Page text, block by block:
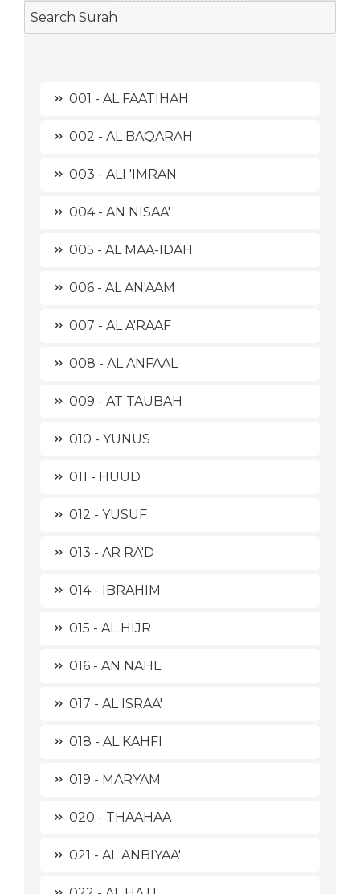
001 - AL FAATIHAH
002 - AL BAQARAH
003 - ALI 'IMRAN
004 - AN NISAA'
005 - AL MAA-IDAH
006 - AL AN'AAM
007 - AL A'RAAF
008 - AL ANFAAL
009 - AT TAUBAH
010 - YUNUS
011 - HUUD
012 - YUSUF
013 - AR RA'D
014 - IBRAHIM
015 - AL HIJR
016 - AN NAHL
017 - AL ISRAA'
018 - AL KAHFI
019 - MARYAM
020 - THAAHAA
021 - AL ANBIYAA'